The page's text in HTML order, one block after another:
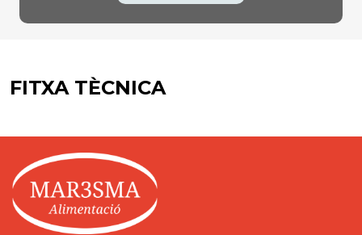
FITXA TÈCNICA